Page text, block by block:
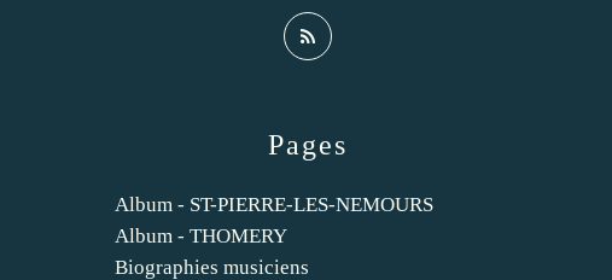
Pages
Album - ST-PIERRE-LES-NEMOURS
Album - THOMERY
Biographies musiciens